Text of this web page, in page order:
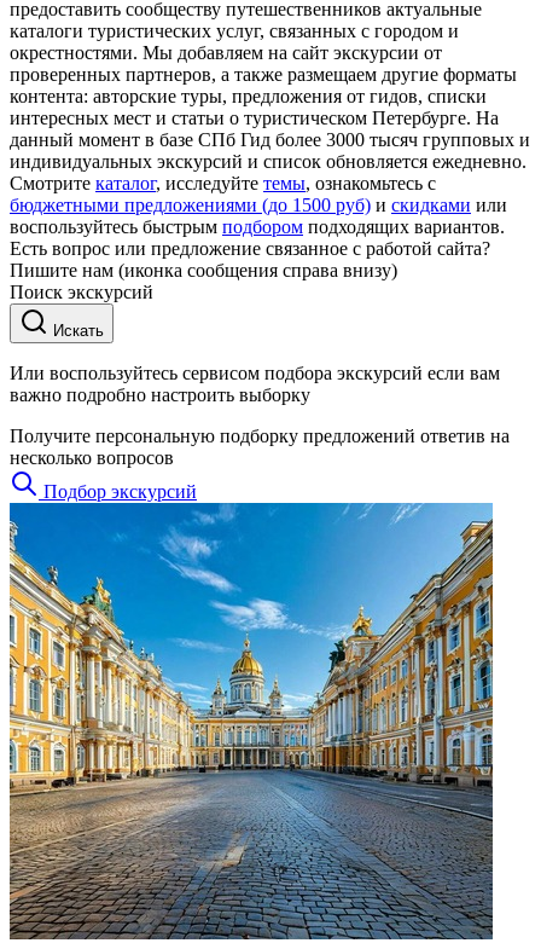
предоставить сообществу путешественников актуальные
каталоги туристических услуг, связанных с городом и
окрестностями. Мы добавляем на сайт экскурсии от
проверенных партнеров, а также размещаем другие форматы
контента: авторские туры, предложения от гидов, списки
интересных мест и статьи о туристическом Петербурге. На
данный момент в базе СПб Гид более 3000 тысяч групповых и
индивидуальных экскурсий и список обновляется ежедневно.
Смотрите каталог, исследуйте темы, ознакомьтесь с
бюджетными предложениями (до 1500 руб) и скидками или
воспользуйтесь быстрым подбором подходящих вариантов.
Есть вопрос или предложение связанное с работой сайта?
Пишите нам (иконка сообщения справа внизу)
Поиск экскурсий
Искать
Или воспользуйтесь сервисом подбора экскурсий если вам
важно подробно настроить выборку
Получите персональную подборку предложений ответив на
несколько вопросов
Подбор экскурсий